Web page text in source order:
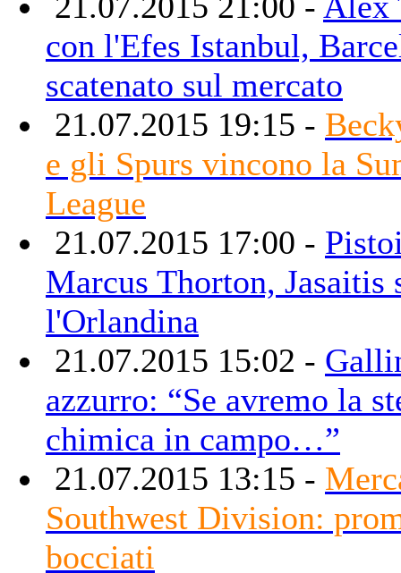
con l'Efes Istanbul,
scatenato sul mercato
21.07.2015 19:15 -
e gli Spurs vincono la
League
21.07.2015 17:00 -
Marcus Thorton, Jasaitis
l'Orlandina
21.07.2015 15:02 -
azzurro: “Se avremo la
chimica in campo…”
21.07.2015 13:15 -
Southwest Division:
bocciati